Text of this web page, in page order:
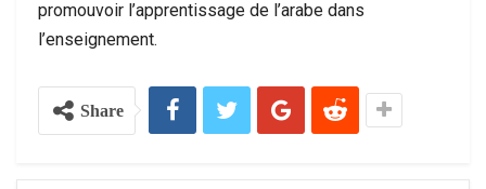
promouvoir l’apprentissage de l’arabe dans
l’enseignement.
Share